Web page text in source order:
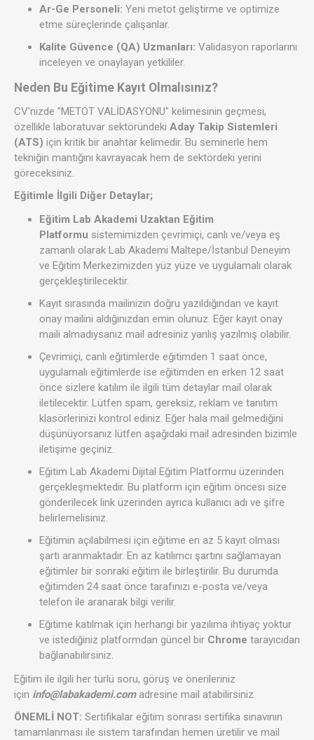
Ar-Ge Personeli: Yeni metot geliştirme ve optimize
etme süreçlerinde çalışanlar.
Kalite Güvence (QA) Uzmanları: Validasyon raporlarını
inceleyen ve onaylayan yetkililer.
Neden Bu Eğitime Kayıt Olmalısınız?
CV'nizde "METOT VALİDASYONU" kelimesinin geçmesi,
özellikle laboratuvar sektöründeki Aday Takip Sistemleri
(ATS) için kritik bir anahtar kelimedir. Bu seminerle hem
tekniğin mantığını kavrayacak hem de sektördeki yerini
göreceksiniz.
Eğitimle İlgili Diğer Detaylar;
Eğitim Lab Akademi Uzaktan Eğitim
Platformu sistemimizden çevrimiçi, canlı ve/veya eş
zamanlı olarak Lab Akademi Maltepe/İstanbul Deneyim
ve Eğitim Merkezimizden yüz yüze ve uygulamalı olarak
gerçekleştirilecektir.
Kayıt sırasında mailinizin doğru yazıldığından ve kayıt
onay mailini aldığınızdan emin olunuz. Eğer kayıt onay
maili almadıysanız mail adresiniz yanlış yazılmış olabilir.
Çevrimiçi, canlı eğitimlerde eğitimden 1 saat önce,
uygulamalı eğitimlerde ise eğitimden en erken 12 saat
önce sizlere katılım ile ilgili tüm detaylar mail olarak
iletilecektir. Lütfen spam, gereksiz, reklam ve tanıtım
klasörlerinizi kontrol ediniz. Eğer hala mail gelmediğini
düşünüyorsanız lütfen aşağıdaki mail adresinden bizimle
iletişime geçiniz.
Eğitim Lab Akademi Dijital Eğitim Platformu üzerinden
gerçekleşmektedir. Bu platform için eğitim öncesi size
gönderilecek link üzerinden ayrıca kullanıcı adı ve şifre
belirlemelisiniz.
Eğitimin açılabilmesi için eğitime en az 5 kayıt olması
şartı aranmaktadır. En az katılımcı şartını sağlamayan
eğitimler bir sonraki eğitim ile birleştirilir. Bu durumda
eğitimden 24 saat önce tarafınızı e-posta ve/veya
telefon ile aranarak bilgi verilir.
Eğitime katılmak için herhangi bir yazılıma ihtiyaç yoktur
ve istediğiniz platformdan güncel bir Chrome tarayıcıdan
bağlanabilirsiniz.
Eğitim ile ilgili her türlü soru, görüş ve önerileriniz
için info@labakademi.comadresine mail atabilirsiniz.
ÖNEMLİ NOT: Sertifikalar eğitim sonrası sertifika sınavının
tamamlanması ile sistem tarafından hemen üretilir ve mail